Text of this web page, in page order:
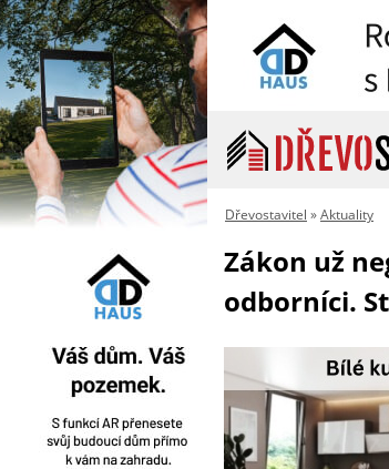
Dřevostavitel »Aktuality
Zákon už
odborníci.